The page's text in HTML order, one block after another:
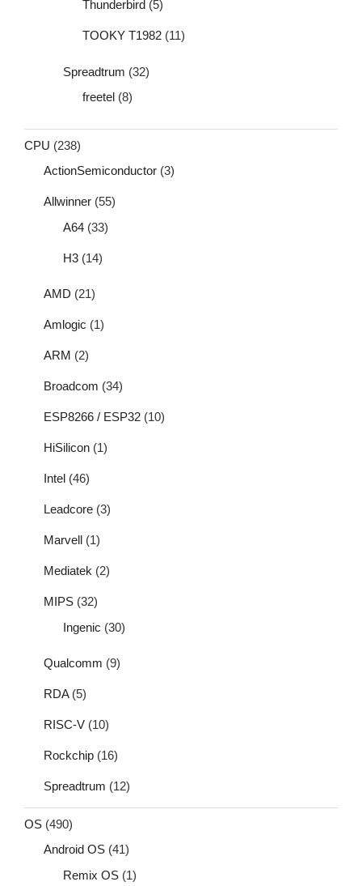
Thunderbird (5)
TOOKY T1982 (11)
Spreadtrum (32)
freetel (8)
CPU (238)
ActionSemiconductor (3)
Allwinner (55)
A64 (33)
H3 (14)
AMD (21)
Amlogic (1)
ARM (2)
Broadcom (34)
ESP8266 / ESP32 (10)
HiSilicon (1)
Intel (46)
Leadcore (3)
Marvell (1)
Mediatek (2)
MIPS (32)
Ingenic (30)
Qualcomm (9)
RDA(5)
RISC-V (10)
Rockchip (16)
Spreadtrum (12)
OS (490)
Android OS (41)
Remix OS (1)